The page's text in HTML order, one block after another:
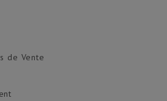
de Vente